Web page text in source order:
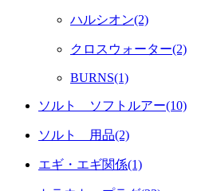
ハルシオン(2)
クロスウォーター(2)
BURNS(1)
ソルト ソフトルアー(10)
ソルト 用品(2)
エギ・エギ関係(1)